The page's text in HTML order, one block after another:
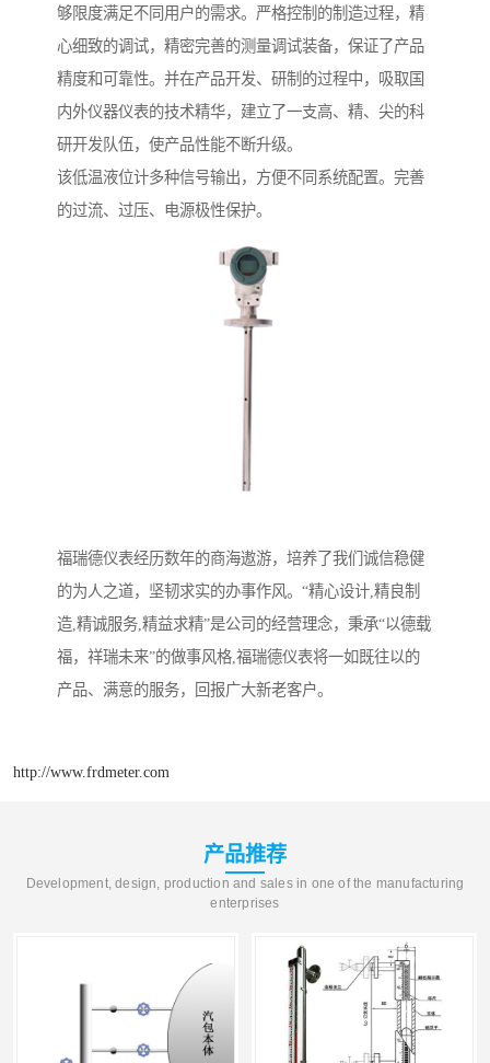
够限度满足不同用户的需求。严格控制的制造过程，精
心细致的调试，精密完善的测量调试装备，保证了产品
精度和可靠性。并在产品开发、研制的过程中，吸取国
内外仪器仪表的技术精华，建立了一支高、精、尖的科
研开发队伍，使产品性能不断升级。
该低温液位计多种信号输出，方便不同系统配置。完善
的过流、过压、电源极性保护。
福瑞德仪表经历数年的商海遨游，培养了我们诚信稳健
的为人之道，坚韧求实的办事作风。“精心设计,精良制
造,精诚服务,精益求精”是公司的经营理念，秉承“以德载
福，祥瑞未来”的做事风格,福瑞德仪表将一如既往以的
产品、满意的服务，回报广大新老客户。
http://www.frdmeter.com
产品推荐
Development, design, production and sales in one of the manufacturing
enterprises